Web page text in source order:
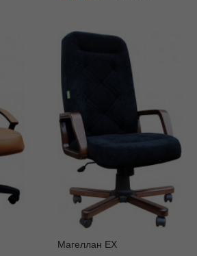
Магеллан EX